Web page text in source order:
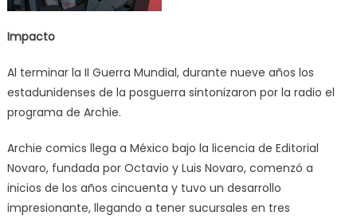
Impacto
Al terminar la II Guerra Mundial, durante nueve años los
estadunidenses de la posguerra sintonizaron por la radio el
programa de Archie.
Archie comics llega a México bajo la licencia de Editorial
Novaro, fundada por Octavio y Luis Novaro, comenzó a
inicios de los años cincuenta y tuvo un desarrollo
impresionante, llegando a tener sucursales en tres